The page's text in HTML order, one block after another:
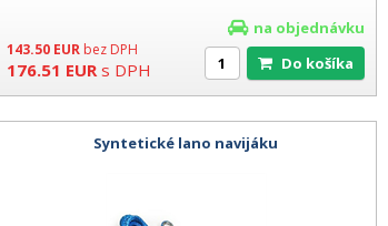
143.50 EUR bez DPH
176.51 EUR s DPH
na objednávku
Do košíka
Syntetické lano navijáku